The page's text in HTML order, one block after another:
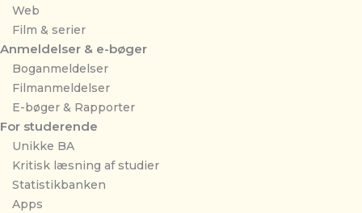
Web
Film & serier
Anmeldelser & e-bøger
Boganmeldelser
Filmanmeldelser
E-bøger & Rapporter
For studerende
Unikke BA
Kritisk læsning af studier
Statistikbanken
Apps